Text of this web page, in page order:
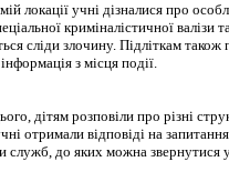
локації учні дізналися про
криміналістичної
сліди злочину. Підліткам
з місця події.
дітям розповіли про різні
отримали відповіді на
служб, до яких можна звернутися